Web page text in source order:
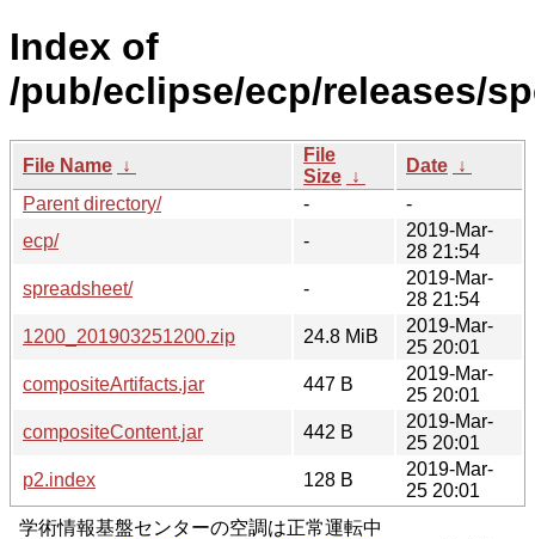
Index of
/pub/eclipse/ecp/releases/
File Name ↓
File
Size ↓
Date ↓
Parent directory/
-
-
ecp/
-
2019-Mar-
28 21:54
spreadsheet/
-
2019-Mar-
28 21:54
1200_201903251200.zip
24.8 MiB
2019-Mar-
25 20:01
compositeArtifacts.jar
447 B
2019-Mar-
25 20:01
compositeContent.jar
442 B
2019-Mar-
25 20:01
p2.index
128 B
2019-Mar-
25 20:01